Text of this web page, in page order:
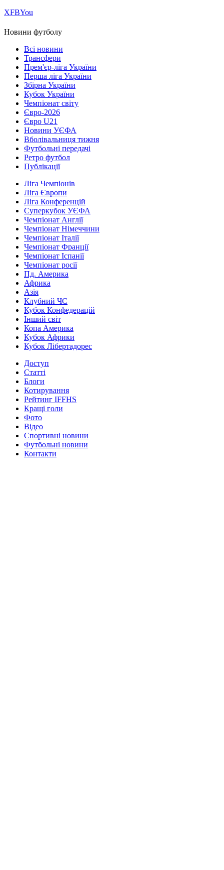
ХFBYou
Новини футболу
Всі новини
Трансфери
Прем'єр-ліга України
Перша ліга України
Збірна України
Кубок України
Чемпіонат світу
Євро-2026
Євро U21
Новини УЄФА
Вболівальниця тижня
Футбольні передачі
Ретро футбол
Публікації
Ліга Чемпіонів
Ліга Європи
Ліга Конференцій
Суперкубок УЄФА
Чемпіонат Англії
Чемпіонат Німеччини
Чемпіонат Італії
Чемпіонат Франції
Чемпіонат Іспанії
Чемпіонат росії
Пд. Америка
Африка
Азія
Клубний ЧС
Кубок Конфедерацій
Інший світ
Копа Америка
Кубок Африки
Кубок Лібертадорес
Доступ
Статті
Блоги
Котирування
Рейтинг IFFHS
Кращі голи
Фото
Відео
Спортивні новини
Футбольні новини
Контакти